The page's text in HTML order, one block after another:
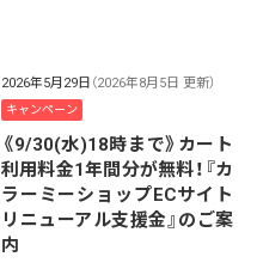
2026年5月29日 （2026年8月5日 更新）
キャンペーン
《9/30(水)18時まで》カート
利用料金1年間分が無料！『カ
ラーミーショップECサイト
リニューアル支援金』のご案
内